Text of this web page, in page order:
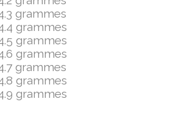
grammes
grammes
grammes
grammes
grammes
grammes
grammes